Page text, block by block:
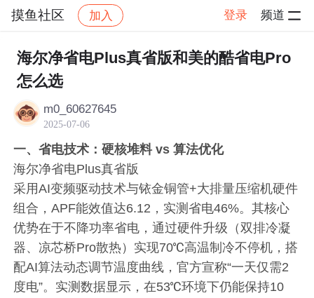
摸鱼社区 加入 登录 频道
社区 摸鱼社区 摸鱼打卡 帖子详情
海尔净省电Plus真省版和美的酷省电Pro
怎么选
m0_60627645
2025-07-06
一、省电技术：硬核堆料 vs 算法优化
海尔净省电Plus真省版
采用AI变频驱动技术与铱金铜管+大排量压缩机硬件
组合，APF能效值达6.12，实测省电46%。其核心
优势在于不降功率省电，通过硬件升级（双排冷凝
器、凉芯桥Pro散热）实现70℃高温制冷不停机，搭
配AI算法动态调节温度曲线，官方宣称“一天仅需2
度电”。实测数据显示，在53℃环境下仍能保持10